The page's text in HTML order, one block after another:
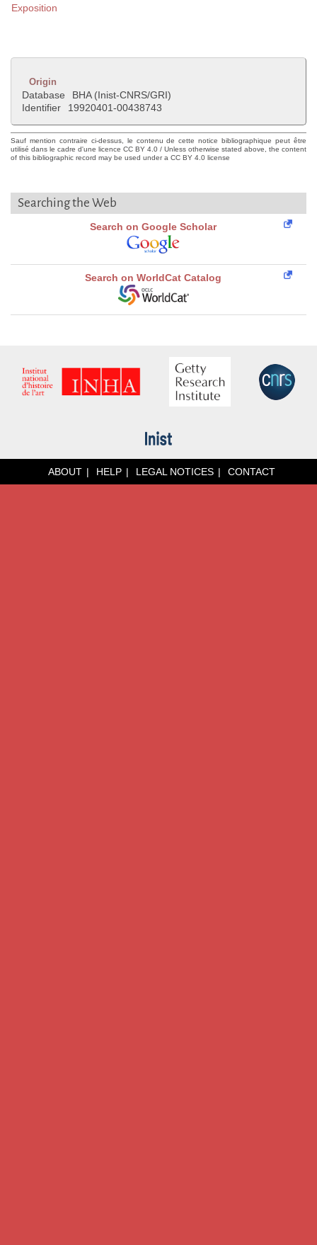
Exposition
Origin
Database
BHA (Inist-CNRS/GRI)
Identifier
19920401-00438743
Sauf mention contraire ci-dessus, le contenu de cette notice bibliographique peut être
utilisé dans le cadre d'une licence CC BY 4.0 / Unless otherwise stated above, the content
of this bibliographic record may be used under a CC BY 4.0 license
Searching the Web
Search on Google Scholar
Search on WorldCat Catalog
ABOUT HELP LEGAL NOTICES CONTACT